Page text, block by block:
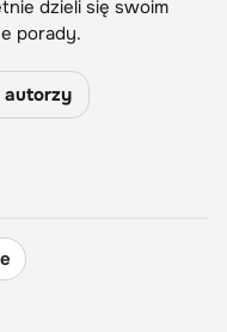
dzieli się swoim
porady.
autorzy